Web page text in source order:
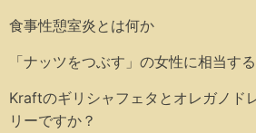
食事性憩室炎とは何か
「ナッツをつぶす」の女性に相当す
Kraftのギリシャフェタとオレガノド
リーですか？